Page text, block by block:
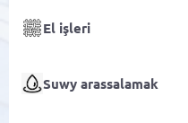
El işleri
Suwy arassalamak